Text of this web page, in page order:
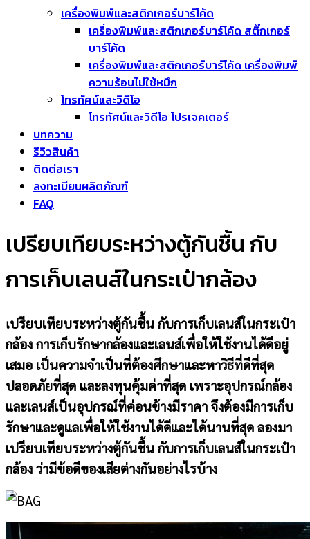
เครื่องพิมพ์และสติกเกอร์บาร์โค้ด
เครื่องพิมพ์และสติกเกอร์บาร์โค้ด สติ๊กเกอร์
บาร์โค้ด
เครื่องพิมพ์และสติกเกอร์บาร์โค้ด เครื่องพิมพ์
ความร้อนไม่ใช้หมึก
โทรทัศน์และวิดีโอ
โทรทัศน์และวิดีโอ โปรเจคเตอร์
บทความ
รีวิวสินค้า
ติดต่อเรา
ลงทะเบียนผลิตภัณฑ์
FAQ
เปรียบเทียบระหว่างตู้กันชื้น กับ
การเก็บเลนส์ในกระเป๋ากล้อง
เปรียบเทียบระหว่างตู้กันชื้น กับการเก็บเลนส์ในกระเป๋า
กล้อง การเก็บรักษากล้องและเลนส์เพื่อให้ใช้งานได้ดีอยู่
เสมอ เป็นความจำเป็นที่ต้องศึกษาและหาวิธีที่ดีที่สุด
ปลอดภัยที่สุด และลงทุนคุ้มค่าที่สุด เพราะอุปกรณ์กล้อง
และเลนส์เป็นอุปกรณ์ที่ค่อนข้างมีราคา จึงต้องมีการเก็บ
รักษาและดูแลเพื่อให้ใช้งานได้ดีและได้นานที่สุด ลองมา
เปรียบเทียบระหว่างตู้กันชื้น กับการเก็บเลนส์ในกระเป๋า
กล้อง ว่ามีข้อดีของเสียต่างกันอย่างไรบ้าง